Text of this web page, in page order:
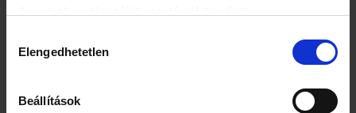
kiválasztása
Elengedhetetlen
Beállítások
A nők normál tesztoszteron szintje 15-70 ng / dl.
Ezek jelezhetik, ha a tesztoszteron szint alacsonyabb, mint
rendszertelen menstruáció, csontritkulás, hüvelyszárazság.